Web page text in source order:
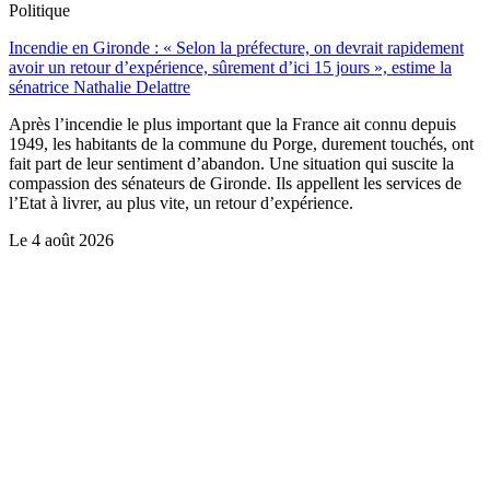
Politique
Incendie en Gironde : « Selon la préfecture, on devrait rapidement
avoir un retour d’expérience, sûrement d’ici 15 jours », estime la
sénatrice Nathalie Delattre
Après l’incendie le plus important que la France ait connu depuis
1949, les habitants de la commune du Porge, durement touchés, ont
fait part de leur sentiment d’abandon. Une situation qui suscite la
compassion des sénateurs de Gironde. Ils appellent les services de
l’Etat à livrer, au plus vite, un retour d’expérience.
Le 4 août 2026